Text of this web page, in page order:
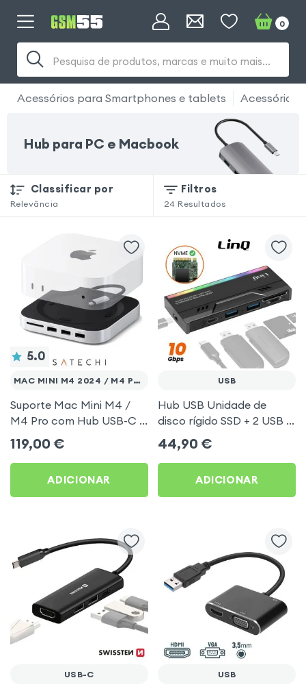
Pesquisa de produtos, marcas e muito mais...
0
Acessórios para Smartphones e tablets Acessório
Hub para PC e Macbook
Classificar por
Relevância
Filtros
24 Resultados
5.0
MAC MINI M4 2024 / M4 PRO 2024
Suporte Mac Mini M4 /
M4 Pro com Hub USB-C e
Compartimento SSD –
Satechi Prata
119,00 €
ADICIONAR
USB
Hub USB Unidade de
disco rígido SSD + 2 USB +
leitor de cartões TF / SD
Preto LinQ
44,90 €
ADICIONAR
USB-C USB